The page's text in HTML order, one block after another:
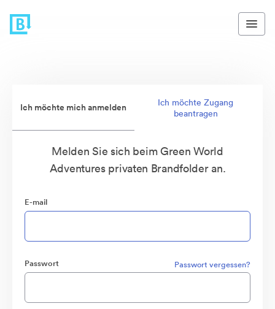
Ich möchte mich anmelden
Ich möchte Zugang
beantragen
Melden Sie sich beim Green World
Adventures privaten Brandfolder an.
E-mail
Passwort Passwort vergessen?